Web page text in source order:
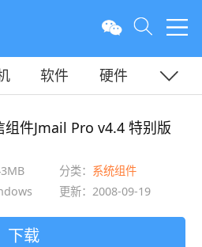
软件
硬件
组件Jmail Pro v4.4 特别版
分类： 系统组件
更新：2008-09-19
下载